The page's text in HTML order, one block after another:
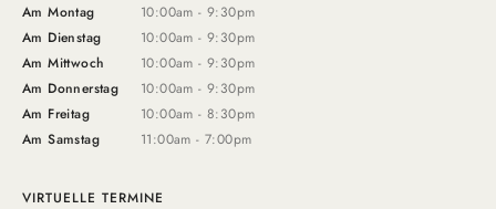
Am Montag
10:00am - 9:30pm
Am Dienstag
10:00am - 9:30pm
Am Mittwoch
10:00am - 9:30pm
Am Donnerstag
10:00am - 9:30pm
Am Freitag
10:00am - 8:30pm
Am Samstag
11:00am - 7:00pm
VIRTUELLE TERMINE